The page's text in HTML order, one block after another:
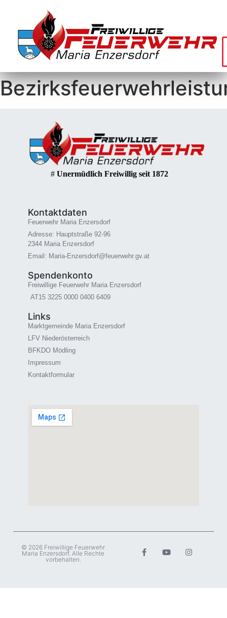
# Unermüdlich Freiwillig seit 1872
Kontaktdaten
Feuerwehr Maria Enzersdorf
Adresse: Hauptstraße 92-96
2344 Maria Enzersdorf
Email: Maria-Enzersdorf@feuerwehr.gv.at
Spendenkonto
Freiwillige Feuerwehr Maria Enzersdorf
AT15 3225 0000 0400 6409
Links
Marktgemeinde Maria Enzersdorf
LFV Niederösterreich
BFKDO Mödling
Impressum
Kontaktformular
© 2026 Freiwillige Feuerwehr
Maria Enzersdorf. Alle Rechte
vorbehalten.